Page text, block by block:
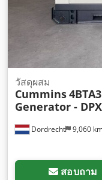
Dordrecht 9,060
วัสดุผสม
Cummins
Generator -
สอบถาม